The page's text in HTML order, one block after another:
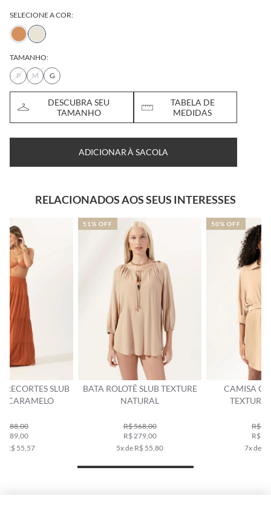
SELECIONE A COR:
TAMANHO:
P
M G
DESCUBRA SEU
TAMANHO
TABELA DE
MEDIDAS
ADICIONAR À SACOLA
RELACIONADOS AOS SEUS INTERESSES
BATA ROLOTÊ SLUB TEXTURE
NATURAL
CAMISA CECILIA SLUB
TEXTURE NATURAL
50% OFF